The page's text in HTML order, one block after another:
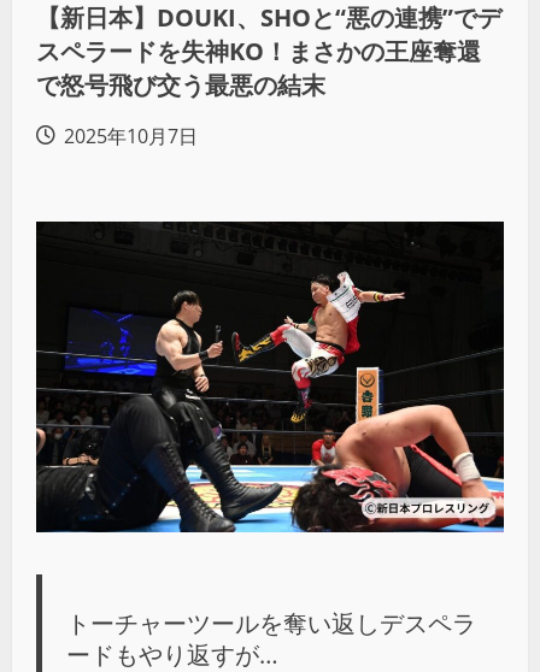
【新日本】DOUKI、SHOと“悪の連携”でデ
スペラードを失神KO！まさかの王座奪還
で怒号飛び交う最悪の結末
2025年10月7日
トーチャーツールを奪い返しデスペラ
ードもやり返すが…